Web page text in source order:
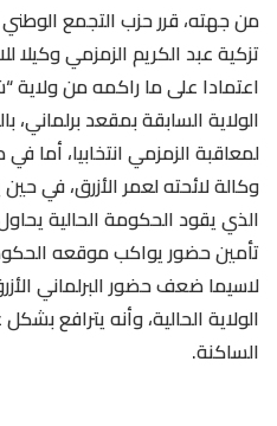
من جهته، قرر حزب التجمع الوطني
تزكية عبد الكريم الزمزمي وكيلا
اعتمادا على ما راكمه من ولاية
الولاية السابقة بمقعد برلماني،
لمعاقبة الزمزمي انتخابيا، أما
وكالة لائحته لعمر الأزرق، في
الذي يقود الحكومة الحالية
تأمين حضور يواكب موقعه
لاسيما ضعف حضور البرلماني
الولاية الحالية، وأنه يترافع
الساكنة.